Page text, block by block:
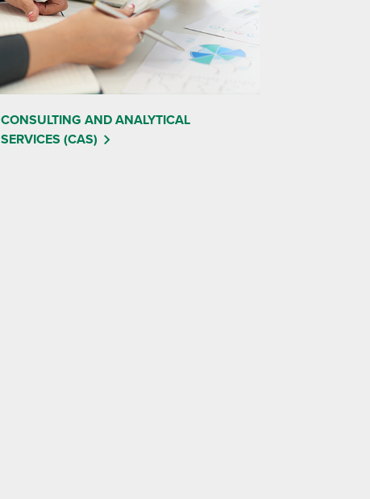
CONSULTING AND ANALYTICAL
SERVICES (CAS)